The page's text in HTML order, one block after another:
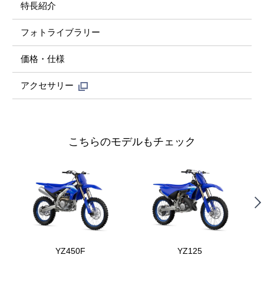
特長紹介
フォトライブラリー
価格・仕様
アクセサリー
こちらのモデルもチェック
YZ450F YZ125